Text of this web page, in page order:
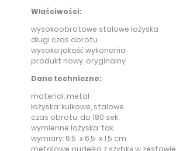
Właściwości:
wysokoobrotowe stalowe łożyska
długi czas obrotu
wysoka jakość wykonania
produkt nowy, oryginalny
Dane techniczne:
materiał: metal
łożyska: kulkowe, stalowe
czas obrotu: do 180 sek.
wymienne łożyska: tak
wymiary: 6,5 x 6,5 x 1,5 cm
metalowe pudełko z szybką w zestawie